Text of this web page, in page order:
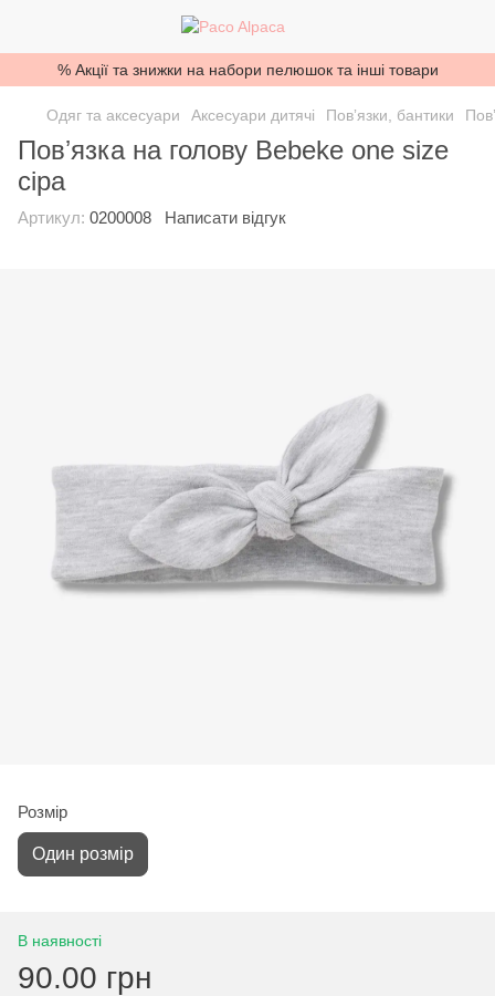
% Акції та знижки на набори пелюшок та інші товари
Одяг та аксесуари Аксесуари дитячі Повʼязки, бантики
Повʼязка на голову Bebeke one size
сіра
Артикул: 0200008 Написати відгук
Розмір
Один розмір
В наявності
90.00 грн